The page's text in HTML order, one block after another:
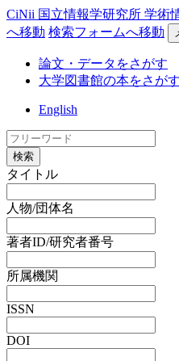
CiNii 国立情報学研究所 学術
へ移動 検索フォームへ移動
論文・データをさがす
大学図書館の本をさがす
English
検索
タイトル
人物/団体名
著者ID/研究者番号
所属機関
ISSN
DOI